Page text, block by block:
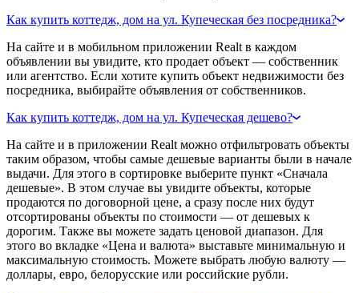
Как купить коттедж, дом на ул. Купеческая без посредника?
На сайте и в мобильном приложении Realt в каждом
объявлении вы увидите, кто продает объект — собственник
или агентство. Если хотите купить объект недвижимости без
посредника, выбирайте объявления от собственников.
Как купить коттедж, дом на ул. Купеческая дешево?
На сайте и в приложении Realt можно отфильтровать объекты
таким образом, чтобы самые дешевые варианты были в начале
выдачи. Для этого в сортировке выберите пункт «Сначала
дешевые». В этом случае вы увидите объекты, которые
продаются по договорной цене, а сразу после них будут
отсортированы объекты по стоимости — от дешевых к
дорогим. Также вы можете задать ценовой диапазон. Для
этого во вкладке «Цена и валюта» выставьте минимальную и
максимальную стоимость. Можете выбрать любую валюту —
доллары, евро, белорусские или российские рубли.